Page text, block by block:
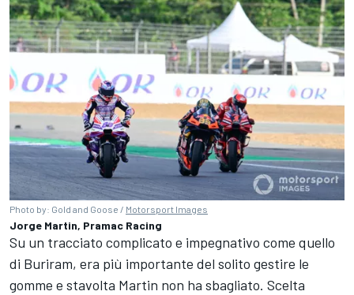
Photo by: Gold and Goose / Motorsport Images
Jorge Martin, Pramac Racing
Su un tracciato complicato e impegnativo come quello
di Buriram, era più importante del solito gestire le
gomme e stavolta Martin non ha sbagliato. Scelta